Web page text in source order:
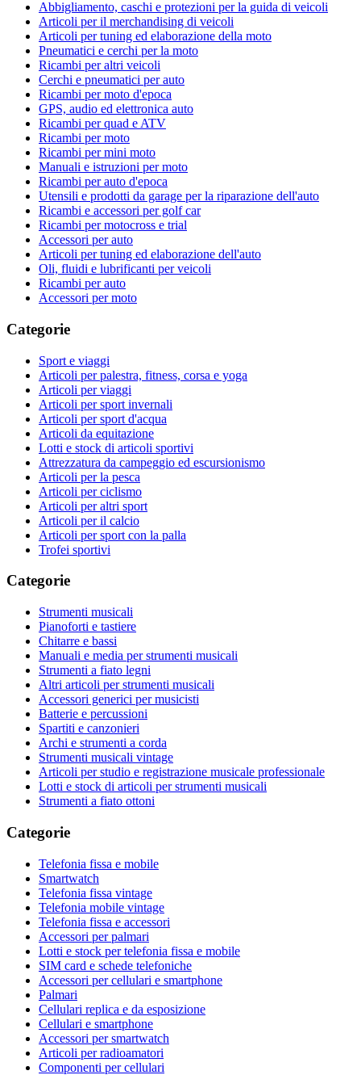
Abbigliamento, caschi e protezioni per la guida di veicoli
Articoli per il merchandising di veicoli
Articoli per tuning ed elaborazione della moto
Pneumatici e cerchi per la moto
Ricambi per altri veicoli
Cerchi e pneumatici per auto
Ricambi per moto d'epoca
GPS, audio ed elettronica auto
Ricambi per quad e ATV
Ricambi per moto
Ricambi per mini moto
Manuali e istruzioni per moto
Ricambi per auto d'epoca
Utensili e prodotti da garage per la riparazione dell'auto
Ricambi e accessori per golf car
Ricambi per motocross e trial
Accessori per auto
Articoli per tuning ed elaborazione dell'auto
Oli, fluidi e lubrificanti per veicoli
Ricambi per auto
Accessori per moto
Categorie
Sport e viaggi
Articoli per palestra, fitness, corsa e yoga
Articoli per viaggi
Articoli per sport invernali
Articoli per sport d'acqua
Articoli da equitazione
Lotti e stock di articoli sportivi
Attrezzatura da campeggio ed escursionismo
Articoli per la pesca
Articoli per ciclismo
Articoli per altri sport
Articoli per il calcio
Articoli per sport con la palla
Trofei sportivi
Categorie
Strumenti musicali
Pianoforti e tastiere
Chitarre e bassi
Manuali e media per strumenti musicali
Strumenti a fiato legni
Altri articoli per strumenti musicali
Accessori generici per musicisti
Batterie e percussioni
Spartiti e canzonieri
Archi e strumenti a corda
Strumenti musicali vintage
Articoli per studio e registrazione musicale professionale
Lotti e stock di articoli per strumenti musicali
Strumenti a fiato ottoni
Categorie
Telefonia fissa e mobile
Smartwatch
Telefonia fissa vintage
Telefonia mobile vintage
Telefonia fissa e accessori
Accessori per palmari
Lotti e stock per telefonia fissa e mobile
SIM card e schede telefoniche
Accessori per cellulari e smartphone
Palmari
Cellulari replica e da esposizione
Cellulari e smartphone
Accessori per smartwatch
Articoli per radioamatori
Componenti per cellulari